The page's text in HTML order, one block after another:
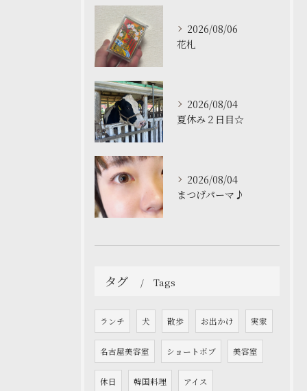
2026/08/06
花札
2026/08/04
夏休み２日目☆
2026/08/04
まつげパーマ♪
タグ Tags
ランチ 犬 散歩 お出かけ 実家
名古屋美容室 ショートボブ 美容室
休日 韓国料理 アイス